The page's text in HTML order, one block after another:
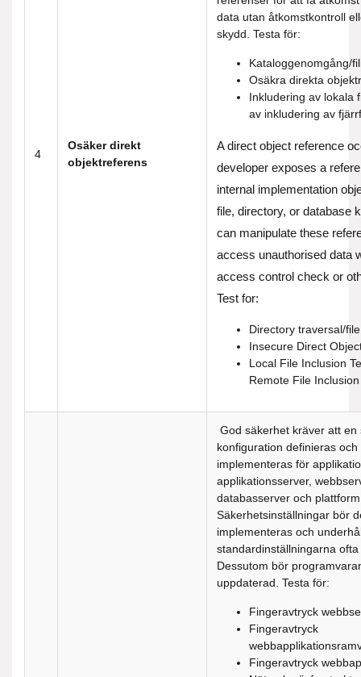
4
Osäker direkt
objektreferens
data utan åtkomstkontroll
skydd. Testa för:
Kataloggenomgång/
Osäkra direkta
Inkludering av lokala
av inkludering av
A direct object reference
developer exposes a
internal implementation
file, directory, or database
can manipulate these
access unauthorised data
access control check or
Test for:
Directory traversal/
Insecure Direct
Local File Inclusion
Remote File Inclusion
God säkerhet kräver att en
konfiguration definieras och
implementeras för
applikationsserver,
databasserver och
Säkerhetsinställningar bör
implementeras och
standardinställningarna
Dessutom bör
uppdaterad. Testa för:
Fingeravtryck
Fingeravtryck
Fingeravtryck